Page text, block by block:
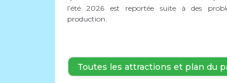
l’été 2026 est reportée suite à des
production.
Toutes les attractions et plan du